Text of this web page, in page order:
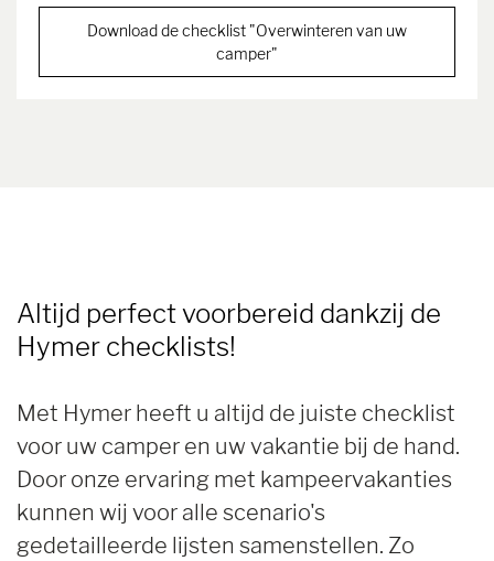
Download de checklist "Overwinteren van uw
camper"
Altijd perfect voorbereid dankzij de
Hymer checklists!
Met Hymer heeft u altijd de juiste checklist
voor uw camper en uw vakantie bij de hand.
Door onze ervaring met kampeervakanties
kunnen wij voor alle scenario's
gedetailleerde lijsten samenstellen. Zo